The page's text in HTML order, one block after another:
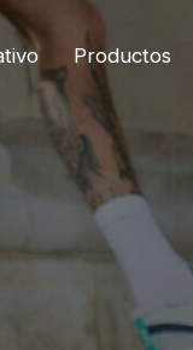
Productos